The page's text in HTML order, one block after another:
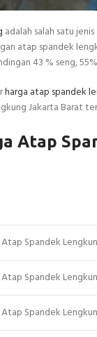
adalah salah satu
atap spandek
43 % seng,
harga atap spandek
Jakarta Barat
Atap
Spandek
Spandek
Spandek